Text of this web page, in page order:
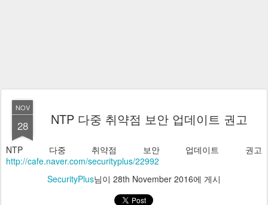
NOV
28 NTP 다중 취약점 보안 업데이트 권고
NTP 다중 취약점 보안 업데이트 권고
http://cafe.naver.com/securityplus/22992
SecurityPlus님이 28th November 2016에 게시